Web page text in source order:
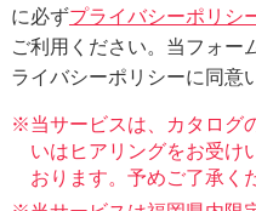
に必ずプライバシーポリシ
ご利用ください。当フォー
ライバシーポリシーに同意
当サービスは、カタログ
いはヒアリングをお受け
おります。予めご了承く